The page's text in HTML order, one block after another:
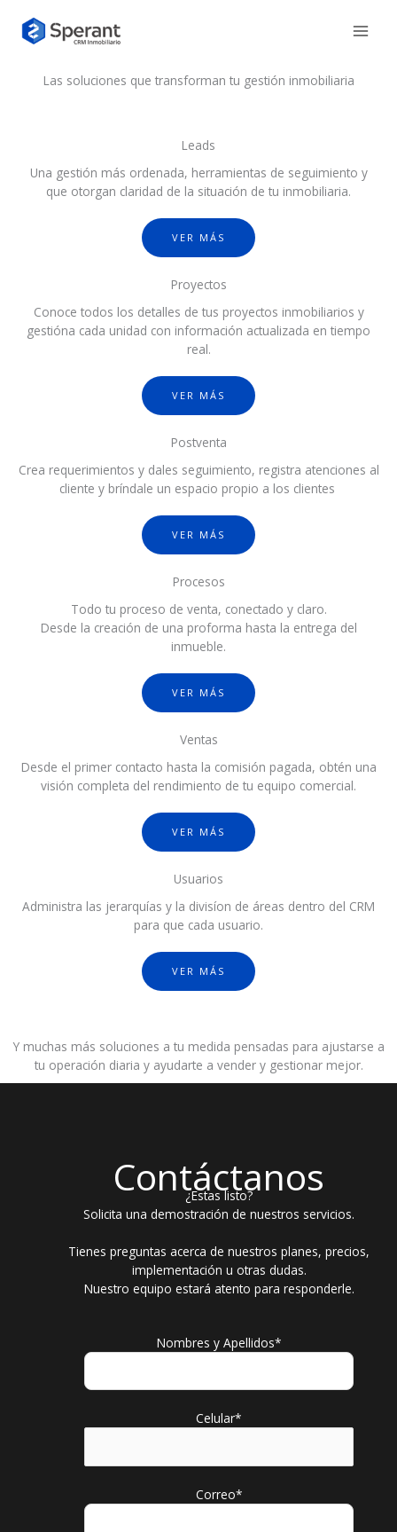
contenido
Las soluciones que transforman tu gestión inmobiliaria
Leads
Una gestión más ordenada, herramientas de seguimiento y
que otorgan claridad de la situación de tu inmobiliaria.
VER MÁS
Proyectos
Conoce todos los detalles de tus proyectos inmobiliarios y
gestióna cada unidad con información actualizada en tiempo
real.
VER MÁS
Postventa
Crea requerimientos y dales seguimiento, registra atenciones al
cliente y bríndale un espacio propio a los clientes
VER MÁS
Procesos
Todo tu proceso de venta, conectado y claro.
Desde la creación de una proforma hasta la entrega del
inmueble.
VER MÁS
Ventas
Desde el primer contacto hasta la comisión pagada, obtén una
visión completa del rendimiento de tu equipo comercial.
VER MÁS
Usuarios
Administra las jerarquías y la divisíon de áreas dentro del CRM
para que cada usuario.
VER MÁS
Y muchas más soluciones a tu medida pensadas para ajustarse a
tu operación diaria y ayudarte a vender y gestionar mejor.
Contáctanos
¿Estas listo?
Solicita una demostración de nuestros servicios.
Tienes preguntas acerca de nuestros planes, precios,
implementación u otras dudas.
Nuestro equipo estará atento para responderle.
Nombres y Apellidos*
Celular*
Correo*